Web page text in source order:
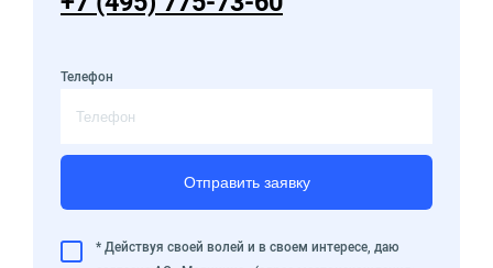
Телефон
Отправить заявку
* Действуя своей волей и в своем интересе, даю